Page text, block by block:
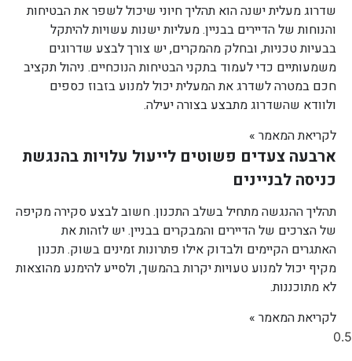
שדרוג מעלית ישנה הוא תהליך חיוני שיכול לשפר את הבטיחות
והנוחות של הדיירים בבניין. מעליות ישנות עשויות להיתקל
בבעיות טכניות, ובחלק מהמקרים, יש צורך לבצע שדרוגים
משמעותיים כדי לעמוד בתקני הבטיחות הנוכחיים. ניהול תקציב
חכם במטרה לשדרג את המעלית יכול למנוע בזבוז כספים
ולוודא שהשדרוג מתבצע בצורה יעילה.
לקריאת המאמר »
ארבעה צעדים פשוטים לייעול עלויות בהנגשת
כניסה לבניינים
תהליך ההנגשה מתחיל בשלב התכנון. חשוב לבצע סקירה מקיפה
של הצרכים של הדיירים והמבקרים בבניין. יש לזהות את
האתגרים הקיימים ולבדוק אילו פתרונות זמינים בשוק. תכנון
מקיף יכול למנוע טעויות יקרות בהמשך, ולסייע להימנע מהוצאות
לא מתוכננות.
לקריאת המאמר »